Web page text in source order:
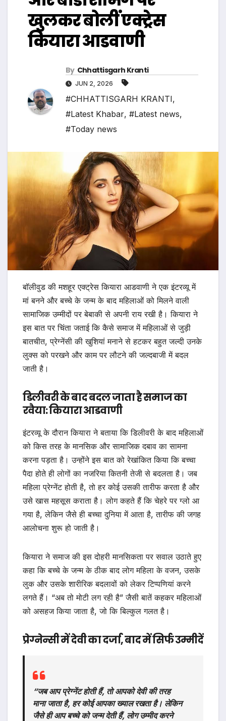
खुलकर बोलीं एक्ट्रेस
कियारा आडवाणी
By Chhattisgarh Kranti
JUN 2, 2026
#CHHATTISGARH KRANTI,
#Latest Khabar, #Latest news,
#Today news
बॉलीवुड की मशहूर एक्ट्रेस कियारा आडवाणी ने एक इंटरव्यू में
मां बनने और बच्चे के जन्म के बाद महिलाओं को मिलने वाली
सामाजिक उम्मीदों पर बेबाकी से अपनी राय रखी है। कियारा ने
इस बात पर चिंता जताई कि कैसे समाज में महिलाओं से जुड़ी
बातचीत, प्रेग्नेंसी की खुशियां मनाने से हटकर बहुत जल्दी उनके
लुक्स को परखने और काम पर लौटने की जल्दबाजी में बदल
जाती है।
डिलीवरी के बाद बदल जाता है समाज का
रवैया: कियारा आडवाणी
इंटरव्यू के दौरान कियारा ने बताया कि डिलीवरी के बाद महिलाओं
को किस तरह के मानसिक और सामाजिक दबाव का सामना
करना पड़ता है। उन्होंने इस बात को रेखांकित किया कि बच्चा
पैदा होते ही लोगों का नजरिया कितनी तेजी से बदलता है। जब
महिला प्रेग्नेंट होती है, तो हर कोई उसकी तारीफ करता है और
उसे खास महसूस कराता है। लोग कहते हैं कि चेहरे पर ग्लो आ
गया है, लेकिन जैसे ही बच्चा दुनिया में आता है, तारीफ की जगह
आलोचना शुरू हो जाती है।
कियारा ने समाज की इस दोहरी मानसिकता पर सवाल उठाते हुए
कहा कि बच्चे के जन्म के ठीक बाद लोग महिला के वजन, उसके
लुक और उसके शारीरिक बदलावों को लेकर टिप्पणियां करने
लगते हैं। “अब तो मोटी लग रही है” जैसी बातें कहकर महिलाओं
को असहज किया जाता है, जो कि बिल्कुल गलत है।
प्रेग्नेन्सी में देवी का दर्जा, बाद में सिर्फ उम्मीदें
“जब आप प्रेग्नेंट होती हैं, तो आपको देवी की तरह
माना जाता है, हर कोई आपका ख्याल रखता है। लेकिन
जैसे ही आप बच्चे को जन्म देती हैं, लोग उम्मीद करने